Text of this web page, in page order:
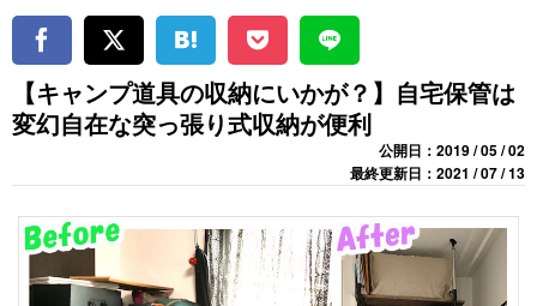
【キャンプ道具の収納にいかが？】自宅保管は
変幻自在な突っ張り式収納が便利
公開日：2019 / 05 / 02
最終更新日：2021 / 07 / 13